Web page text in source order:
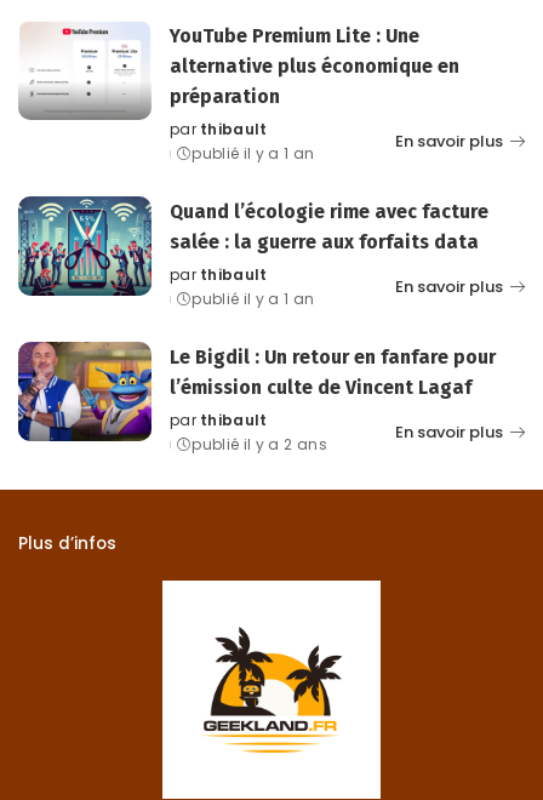
YouTube Premium Lite : Une
alternative plus économique en
préparation
Posted
by
par thibault
publié il y a 1 an
En savoir plus
Quand l’écologie rime avec facture
salée : la guerre aux forfaits data
Posted
by
par thibault
publié il y a 1 an
En savoir plus
Le Bigdil : Un retour en fanfare pour
l’émission culte de Vincent Lagaf
Posted
by
par thibault
publié il y a 2 ans
En savoir plus
Plus d’infos